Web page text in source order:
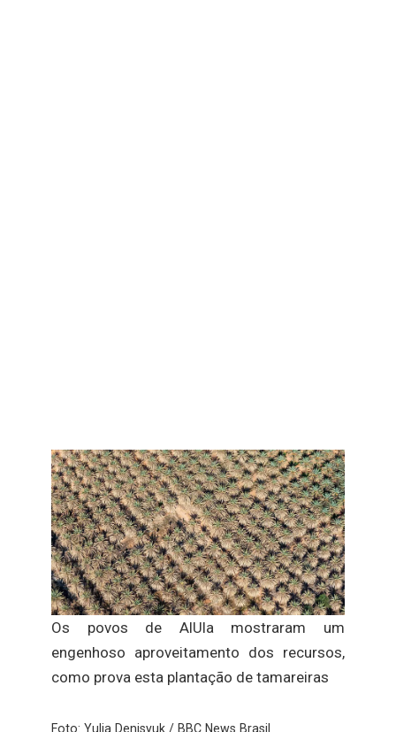
Os povos de AlUla mostraram um
engenhoso aproveitamento dos recursos,
como prova esta plantação de tamareiras
Foto: Yulia Denisyuk / BBC News Brasil